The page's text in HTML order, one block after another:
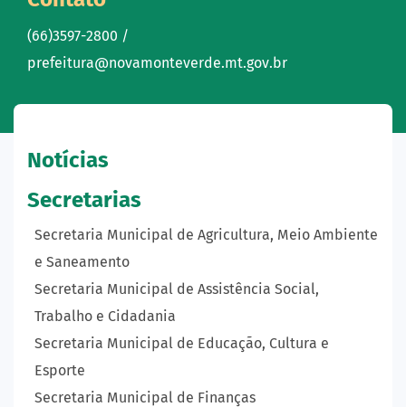
(66)3597-2800 /
prefeitura@novamonteverde.mt.gov.br
Notícias
Secretarias
Secretaria Municipal de Agricultura, Meio Ambiente
e Saneamento
Secretaria Municipal de Assistência Social,
Trabalho e Cidadania
Secretaria Municipal de Educação, Cultura e
Esporte
Secretaria Municipal de Finanças